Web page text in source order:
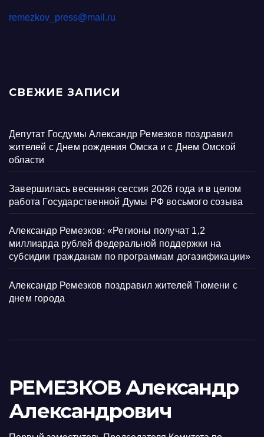
remezkov_press@mail.ru
СВЕЖИЕ ЗАПИСИ
Депутат Госдумы Александр Ремезков поздравил
жителей с Днем рождения Омска и с Днем Омской
области
Завершилась весенняя сессия 2026 года и в целом
работа Государственной Думы РФ восьмого созыва
Александр Ремезков: «Регионы получат 1,2
миллиарда рублей федеральной поддержки на
субсидии гражданам по программам догазификации»
Александр Ремезков поздравил жителей Тюмени с
днем города
РЕМЕЗКОВ Александр
Александрович